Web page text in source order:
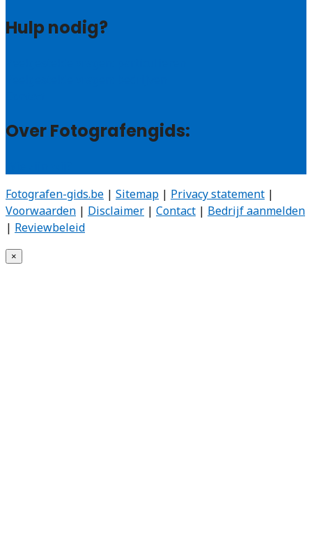
Hulp nodig?
Over Fotografengids:
Fotografen-gids.be | Sitemap | Privacy statement |
Voorwaarden | Disclaimer | Contact | Bedrijf aanmelden
| Reviewbeleid
×